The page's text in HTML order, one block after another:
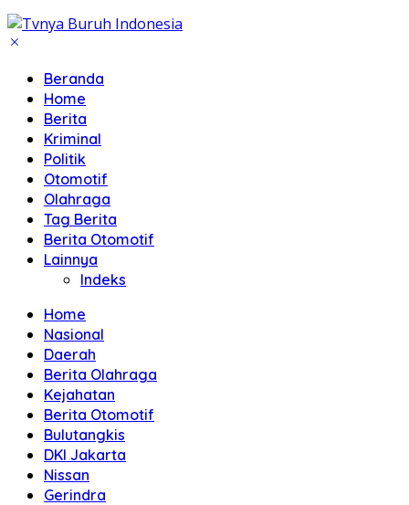
Beranda
Home
Berita
Kriminal
Politik
Otomotif
Olahraga
Tag Berita
Berita Otomotif
Lainnya
Indeks
Home
Nasional
Daerah
Berita Olahraga
Kejahatan
Berita Otomotif
Bulutangkis
DKI Jakarta
Nissan
Gerindra